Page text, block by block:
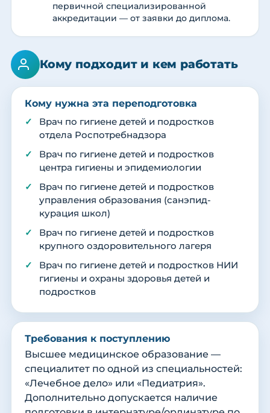
первичной специализированной
аккредитации — от заявки до диплома.
Кому подходит и кем работать
Кому нужна эта переподготовка
Врач по гигиене детей и подростков
отдела Роспотребнадзора
Врач по гигиене детей и подростков
центра гигиены и эпидемиологии
Врач по гигиене детей и подростков
управления образования (санэпид-
курация школ)
Врач по гигиене детей и подростков
крупного оздоровительного лагеря
Врач по гигиене детей и подростков НИИ
гигиены и охраны здоровья детей и
подростков
Требования к поступлению
Высшее медицинское образование —
специалитет по одной из специальностей:
«Лечебное дело» или «Педиатрия».
Дополнительно допускается наличие